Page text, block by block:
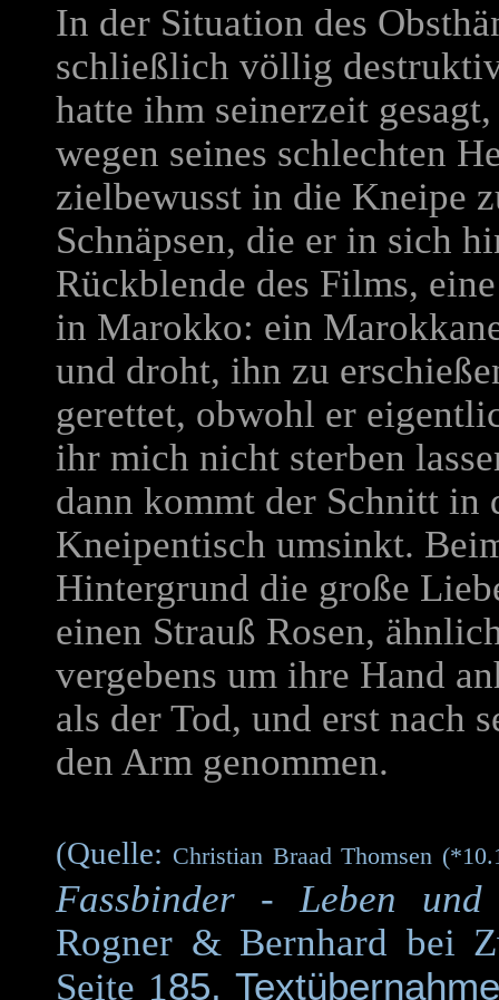
In der Situation des
schließlich völlig
hatte ihm seinerzeit
wegen seines schlechten
zielbewusst in die Kneipe
Schnäpsen, die er in sich
Rückblende des Films,
in Marokko: ein
und droht, ihn zu
gerettet, obwohl er
ihr mich nicht sterben
dann kommt der Schnitt in
Kneipentisch umsinkt.
Hintergrund die große
einen Strauß Rosen,
vergebens um ihre Hand
als der Tod, und erst nach
den Arm genommen.
(Quelle: Christian Braad Thomsen
Fassbinder - Leben und
Rogner & Bernhard bei
Seite 185,